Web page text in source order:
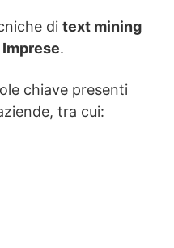
di text mining
.
chiave presenti
tra cui: